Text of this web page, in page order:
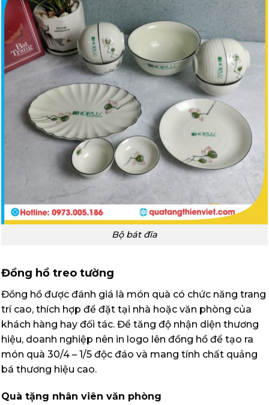
Bộ bát đĩa
Đồng hồ treo tường
Đồng hồ được đánh giá là món quà có chức năng trang
trí cao, thích hợp để đặt tại nhà hoặc văn phòng của
khách hàng hay đối tác. Để tăng độ nhận diện thương
hiệu, doanh nghiệp nên in logo lên đồng hồ để tạo ra
món quà 30/4 – 1/5 độc đáo và mang tính chất quảng
bá thương hiệu cao.
Quà tặng nhân viên văn phòng